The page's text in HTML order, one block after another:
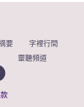
要
字裡行間
靈聽頻道